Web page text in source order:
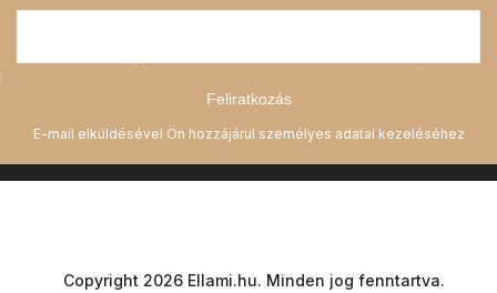
Feliratkozás
Copyright 2026 Ellami.hu. Minden jog fenntartva.